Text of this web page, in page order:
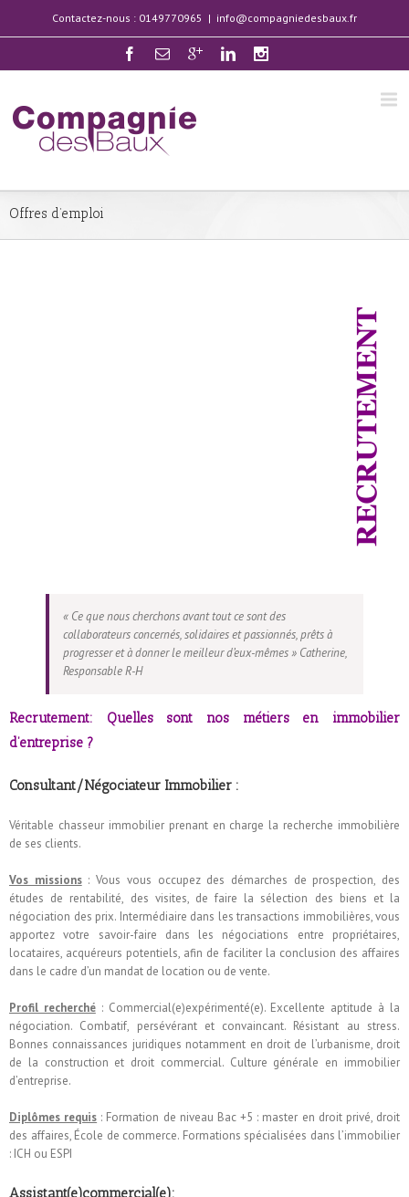
Contactez-nous : 0149770965 | info@compagniedesbaux.fr
Offres d’emploi
« Ce que nous cherchons avant tout ce sont des
collaborateurs concernés, solidaires et passionnés, prêts à
progresser et à donner le meilleur d’eux-mêmes » Catherine,
Responsable R-H
Recrutement: Quelles sont nos métiers en immobilier
d’entreprise ?
Consultant/Négociateur Immobilier :
Véritable chasseur immobilier prenant en charge la recherche immobilière
de ses clients.
Vos missions: Vous vous occupez des démarches de prospection, des
études de rentabilité, des visites, de faire la sélection des biens et la
négociation des prix. Intermédiaire dans les transactions immobilières, vous
apportez votre savoir-faire dans les négociations entre propriétaires,
locataires, acquéreurs potentiels, afin de faciliter la conclusion des affaires
dans le cadre d’un mandat de location ou de vente.
Profil recherché: Commercial(e)expérimenté(e). Excellente aptitude à la
négociation. Combatif, persévérant et convaincant. Résistant au stress.
Bonnes connaissances juridiques notamment en droit de l’urbanisme, droit
de la construction et droit commercial. Culture générale en immobilier
d’entreprise.
Diplômes requis : Formation de niveau Bac +5 : master en droit privé, droit
des affaires, École de commerce. Formations spécialisées dans l’immobilier
: ICH ou ESPI
Assistant(e)commercial(e):